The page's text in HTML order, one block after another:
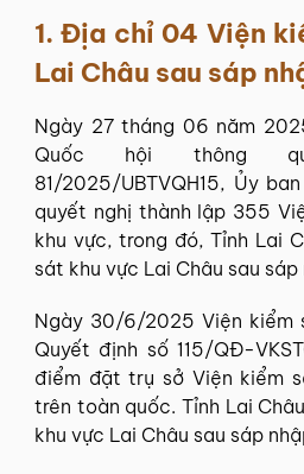
1. Địa chỉ 04 Viện
Lai Châu sau sáp
Ngày 27 tháng 06 năm
Quốc hội thông
81/2025/UBTVQH15, Ủy
quyết nghị thành lập 355
khu vực, trong đó, Tỉnh Lai
sát khu vực Lai Châu sau
Ngày 30/6/2025 Viện kiểm
Quyết định số 115/QĐ-
điểm đặt trụ sở Viện kiểm
trên toàn quốc. Tỉnh Lai
khu vực Lai Châu sau sáp